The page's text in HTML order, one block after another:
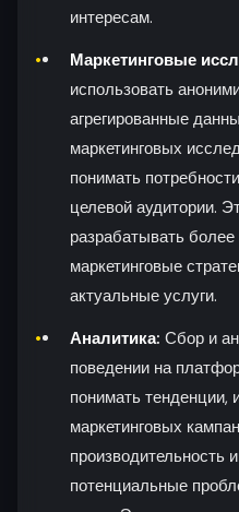
интересам.
Маркетинговые
использовать
агрегированные
маркетинговых
понимать
целевой аудитории.
разрабатывать
маркетинговые
актуальные услуги.
Аналитика: Сбор и
поведении на
понимать тенденции,
маркетинговых
производительность
потенциальные